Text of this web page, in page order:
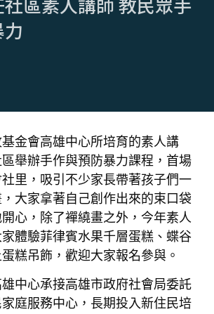
金會高雄中心所培育的素人講
舉辦手作與預防暴力課程，首場
里，吸引不少家長帶著孩子們一
大家拿著自己創作出來的束口袋
心，除了襌繞畫之外，今年素人
體驗菲律賓水果千層蛋糕、蝶谷
糕吊飾，歡迎大家報名參與。
中心承接高雄市政府社會局委託
庭服務中心，長期投入新住民培